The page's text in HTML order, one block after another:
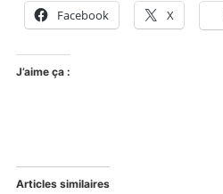
Facebook X
J’aime ça :
Articles similaires